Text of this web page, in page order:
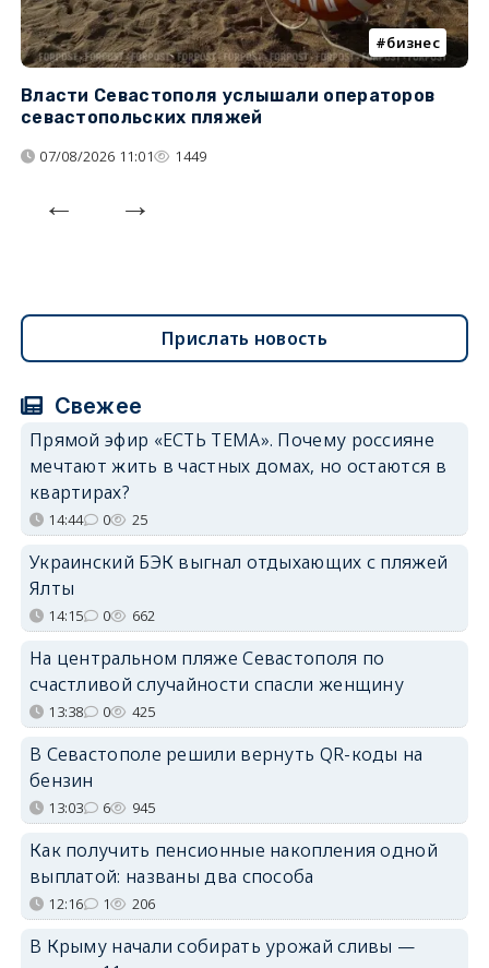
бизнес
Власти Севастополя услышали операторов
севастопольских пляжей
07/08/2026 11:01 1449
Прислать новость
Свежее
Прямой эфир «ЕСТЬ ТЕМА». Почему россияне
мечтают жить в частных домах, но остаются в
квартирах?
14:44 0 25
Украинский БЭК выгнал отдыхающих с пляжей
Ялты
14:15 0 662
На центральном пляже Севастополя по
счастливой случайности спасли женщину
13:38 0 425
В Севастополе решили вернуть QR-коды на
бензин
13:03 6 945
Как получить пенсионные накопления одной
выплатой: названы два способа
12:16 1 206
В Крыму начали собирать урожай сливы —